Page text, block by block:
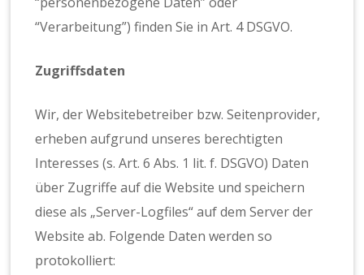
“Verarbeitung”) finden Sie in Art. 4 DSGVO.
Zugriffsdaten
Wir, der Websitebetreiber bzw. Seitenprovider,
erheben aufgrund unseres berechtigten
Interesses (s. Art. 6 Abs. 1 lit. f. DSGVO) Daten
über Zugriffe auf die Website und speichern
diese als „Server-Logfiles“ auf dem Server der
Website ab. Folgende Daten werden so
protokolliert: